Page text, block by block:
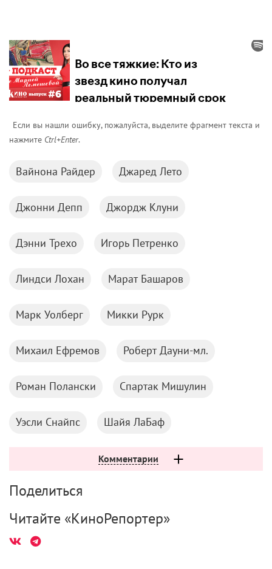
Если вы нашли ошибку, пожалуйста, выделите фрагмент текста и
нажмите Ctrl+Enter.
Вайнона Райдер Джаред Лето
Джонни Депп Джордж Клуни
Дэнни Трехо Игорь Петренко
Линдси Лохан Марат Башаров
Марк Уолберг Микки Рурк
Михаил Ефремов Роберт Дауни-мл.
Роман Полански Спартак Мишулин
Уэсли Снайпс Шайя ЛаБаф
Комментарии
Поделиться
Читайте «КиноРепортер»